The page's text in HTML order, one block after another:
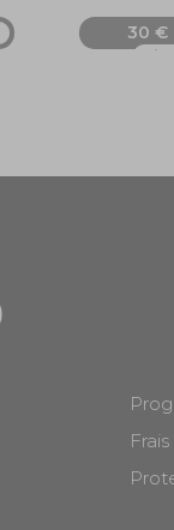
30 €